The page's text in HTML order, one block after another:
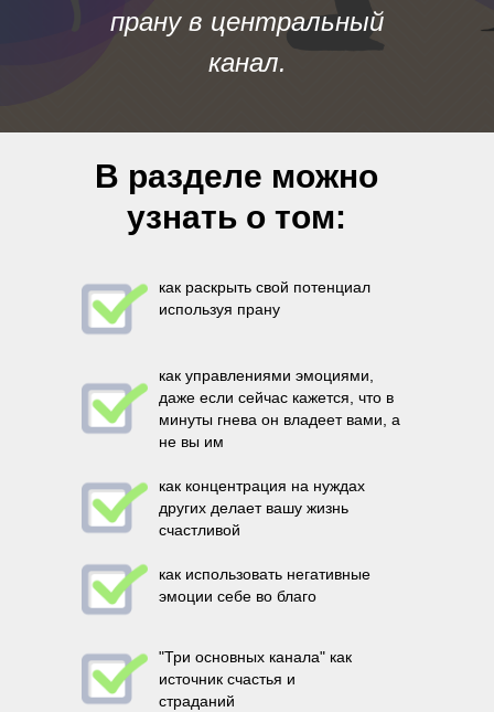
прану в центральный
канал.
как использовать негативные
эмоции себе во благо
В разделе можно
узнать о том:
как управлениями эмоциями,
даже если сейчас кажется, что в
минуты гнева он владеет вами, а
не вы им
как концентрация на нуждах
других делает вашу жизнь
счастливой
как раскрыть свой потенциал
используя прану
"Три основных канала" как
источник счастья и
страданий